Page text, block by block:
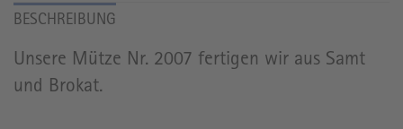
Unsere Mütze Nr. 2007 fertigen wir aus Samt
und Brokat.